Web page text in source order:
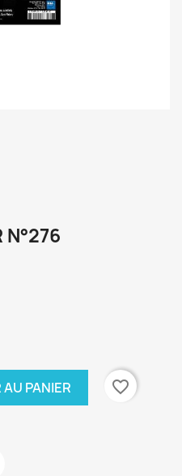
N°276
PANIER favorite_border